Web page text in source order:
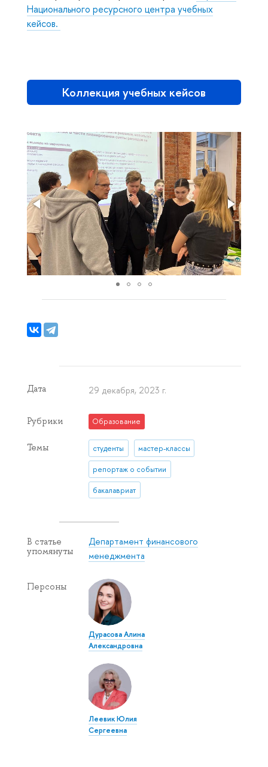
Национального ресурсного центра учебных
кейсов.
Коллекция учебных кейсов
Дата 29 декабря, 2023 г.
Рубрики Образование
Темы студенты мастер-классы
репортаж о событии
бакалавриат
В статье
упомянуты
Департамент финансового
менеджмента
Персоны
Дурасова Алина
Александровна
Леевик Юлия
Сергеевна